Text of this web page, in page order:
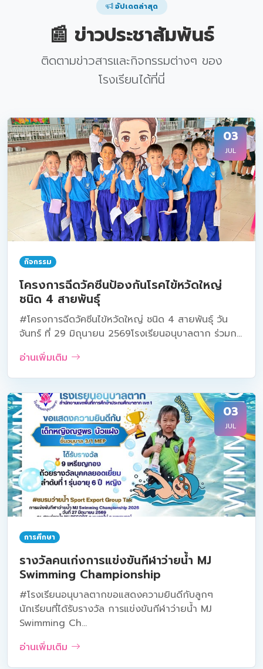
อัปเดตล่าสุด
📰 ข่าวประชาสัมพันธ์
ติดตามข่าวสารและกิจกรรมต่างๆ ของ
โรงเรียนได้ที่นี่
03
JUL
กิจกรรม
โครงการฉีดวัคซีนป้องกันโรคไข้หวัดใหญ่
ชนิด 4 สายพันธุ์
#โครงการฉีดวัคซีนไข้หวัดใหญ่ ชนิด 4 สายพันธุ์ วัน
จันทร์ ที่ 29 มิถุนายน 2569โรงเรียนอนุบาลตาก ร่วมก...
อ่านเพิ่มเติม
03
JUL
การศึกษา
รางวัลคนเก่งการแข่งขันกีฬาว่ายน้ำ MJ
Swimming Championship
#โรงเรียนอนุบาลตากขอแสดงความยินดีกับลูกๆ
นักเรียนที่ได้รับรางวัล การแข่งขันกีฬาว่ายน้ำ MJ
Swimming Ch...
อ่านเพิ่มเติม